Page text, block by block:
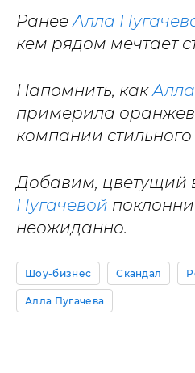
РанееАлла
кем рядом мечтает
Напомнить, как
примерила
компании
Добавим, цветущий
Пугачевой
неожиданно.
Шоу-бизнес Скандал
Алла Пугачева